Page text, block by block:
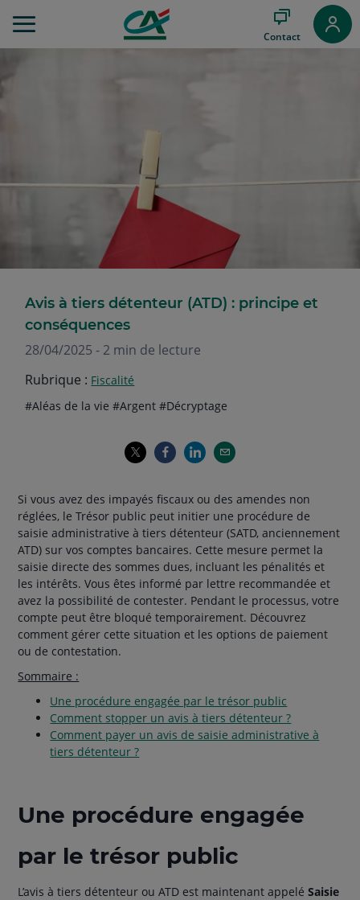
au
Contact
Avis à tiers détenteur (ATD) : principe et
conséquences
28/04/2025 - 2 min de lecture
Rubrique : Fiscalité
Thématiques
hashtag
#Aléas de la viehashtag
#Argenthashtag
#Décryptage
Si vous avez des impayés fiscaux ou des amendes non
réglées, le Trésor public peut initier une procédure de
saisie administrative à tiers détenteur (SATD, anciennement
ATD) sur vos comptes bancaires. Cette mesure permet la
saisie directe des sommes dues, incluant les pénalités et
les intérêts. Vous êtes informé par lettre recommandée et
avez la possibilité de contester. Pendant le processus, votre
compte peut être bloqué temporairement. Découvrez
comment gérer cette situation et les options de paiement
ou de contestation.
Sommaire :
Une procédure engagée par le trésor public
Comment stopper un avis à tiers détenteur ?
Comment payer un avis de saisie administrative à
tiers détenteur ?
Une procédure engagée
par le trésor public
L’avis à tiers détenteur ou ATD est maintenant appeléSaisie